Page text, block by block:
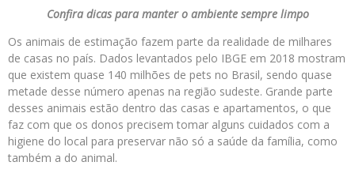
Confira dicas para manter o ambiente sempre limpo
Os animais de estimação fazem parte da realidade de milhares
de casas no país. Dados levantados pelo IBGE em 2018 mostram
que existem quase 140 milhões de pets no Brasil, sendo quase
metade desse número apenas na região sudeste. Grande parte
desses animais estão dentro das casas e apartamentos, o que
faz com que os donos precisem tomar alguns cuidados com a
higiene do local para preservar não só a saúde da família, como
também a do animal.